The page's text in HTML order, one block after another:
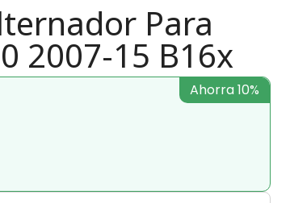
Para
2007-15 B16x
Ahorra 10%